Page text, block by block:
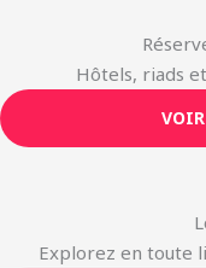
Hôtels, riads
VOIR
Explorez en toute